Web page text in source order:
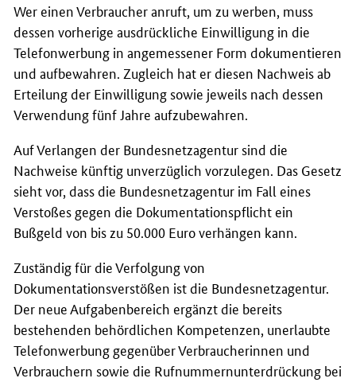
Wer einen Verbraucher anruft, um zu werben, muss
dessen vorherige ausdrückliche Einwilligung in die
Telefonwerbung in angemessener Form dokumentieren
und aufbewahren. Zugleich hat er diesen Nachweis ab
Erteilung der Einwilligung sowie jeweils nach dessen
Verwendung fünf Jahre aufzubewahren.
Auf Verlangen der Bundesnetzagentur sind die
Nachweise künftig unverzüglich vorzulegen. Das Gesetz
sieht vor, dass die Bundesnetzagentur im Fall eines
Verstoßes gegen die Dokumentationspflicht ein
Bußgeld von bis zu 50.000 Euro verhängen kann.
Zuständig für die Verfolgung von
Dokumentationsverstößen ist die Bundesnetzagentur.
Der neue Aufgabenbereich ergänzt die bereits
bestehenden behördlichen Kompetenzen, unerlaubte
Telefonwerbung gegenüber Verbraucherinnen und
Verbrauchern sowie die Rufnummernunterdrückung bei